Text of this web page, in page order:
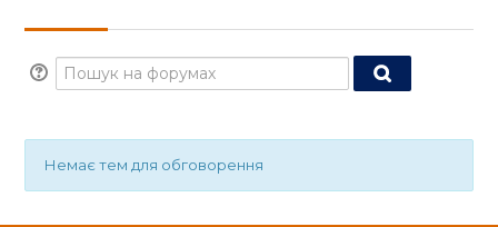
Пошук на форумах
Пошук на
Немає тем для обговорення